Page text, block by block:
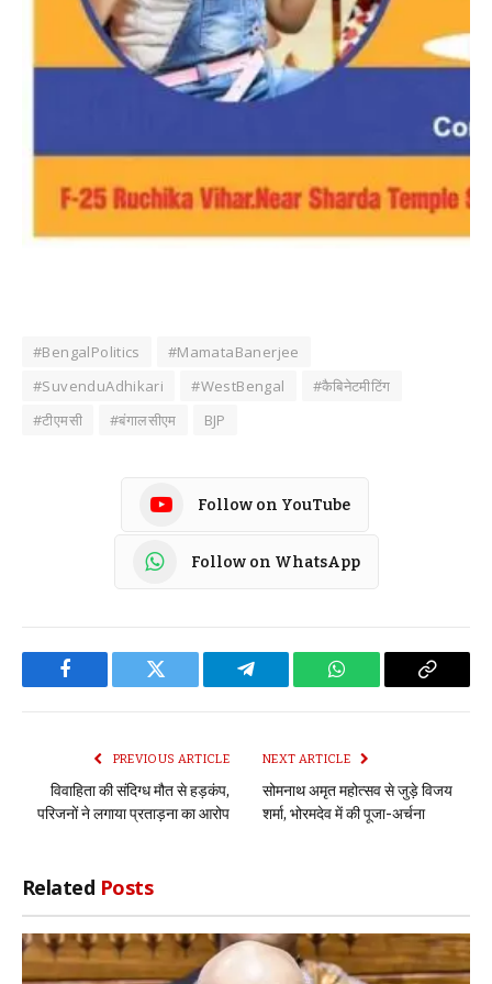
#BengalPolitics
#MamataBanerjee
#SuvenduAdhikari
#WestBengal
#कैबिनेटमीटिंग
#टीएमसी
#बंगालसीएम BJP
Follow on YouTube
Follow on WhatsApp
Facebook Twitter Telegram WhatsApp Copy
PREVIOUS ARTICLE
विवाहिता की संदिग्ध मौत से हड़कंप,
परिजनों ने लगाया प्रताड़ना का आरोप
NEXT ARTICLE
सोमनाथ अमृत महोत्सव से जुड़े विजय
शर्मा, भोरमदेव में की पूजा-अर्चना
Related Posts